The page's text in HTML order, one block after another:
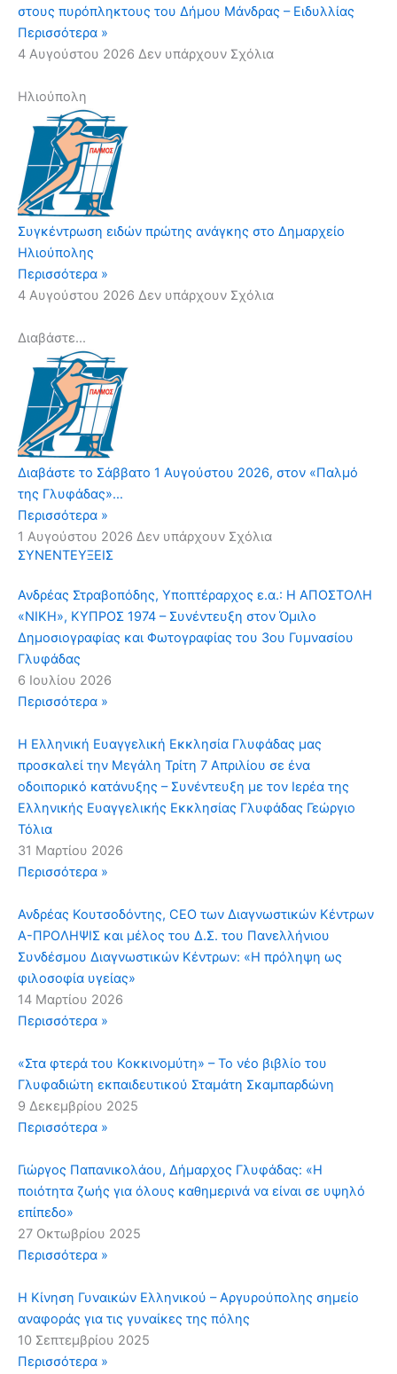
στους πυρόπληκτους του Δήμου Μάνδρας – Ειδυλλίας
Περισσότερα »
4 Αυγούστου 2026 Δεν υπάρχουν Σχόλια
Ηλιούπολη
Συγκέντρωση ειδών πρώτης ανάγκης στο Δημαρχείο
Ηλιούπολης
Περισσότερα »
4 Αυγούστου 2026 Δεν υπάρχουν Σχόλια
Διαβάστε...
Διαβάστε το Σάββατο 1 Αυγούστου 2026, στον «Παλμό
της Γλυφάδας»…
Περισσότερα »
1 Αυγούστου 2026 Δεν υπάρχουν Σχόλια
ΣΥΝΕΝΤΕΥΞΕΙΣ
Ανδρέας Στραβοπόδης, Υποπτέραρχος ε.α.: Η ΑΠΟΣΤΟΛΗ
«ΝΙΚΗ», ΚΥΠΡΟΣ 1974 – Συνέντευξη στον Όμιλο
Δημοσιογραφίας και Φωτογραφίας του 3ου Γυμνασίου
Γλυφάδας
6 Ιουλίου 2026
Περισσότερα »
Η Ελληνική Ευαγγελική Εκκλησία Γλυφάδας μας
προσκαλεί την Μεγάλη Τρίτη 7 Απριλίου σε ένα
οδοιπορικό κατάνυξης – Συνέντευξη με τον Ιερέα της
Ελληνικής Ευαγγελικής Εκκλησίας Γλυφάδας Γεώργιο
Τόλια
31 Μαρτίου 2026
Περισσότερα »
Ανδρέας Κουτσοδόντης, CEO των Διαγνωστικών Κέντρων
Α-ΠΡΟΛΗΨΙΣ και μέλος του Δ.Σ. του Πανελλήνιου
Συνδέσμου Διαγνωστικών Κέντρων: «Η πρόληψη ως
φιλοσοφία υγείας»
14 Μαρτίου 2026
Περισσότερα »
«Στα φτερά του Κοκκινομύτη» – Το νέο βιβλίο του
Γλυφαδιώτη εκπαιδευτικού Σταμάτη Σκαμπαρδώνη
9 Δεκεμβρίου 2025
Περισσότερα »
Γιώργος Παπανικολάου, Δήμαρχος Γλυφάδας: «Η
ποιότητα ζωής για όλους καθημερινά να είναι σε υψηλό
επίπεδο»
27 Οκτωβρίου 2025
Περισσότερα »
Η Κίνηση Γυναικών Ελληνικού – Αργυρούπολης σημείο
αναφοράς για τις γυναίκες της πόλης
10 Σεπτεμβρίου 2025
Περισσότερα »